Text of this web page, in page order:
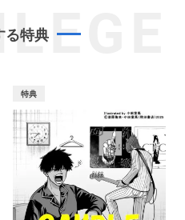
る特典
特典